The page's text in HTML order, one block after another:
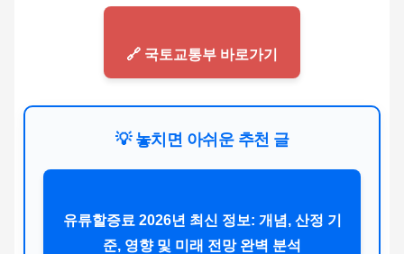
🔗 국토교통부 바로가기
💡 놓치면 아쉬운 추천 글
유류할증료 2026년 최신 정보: 개념, 산정 기
준, 영향 및 미래 전망 완벽 분석